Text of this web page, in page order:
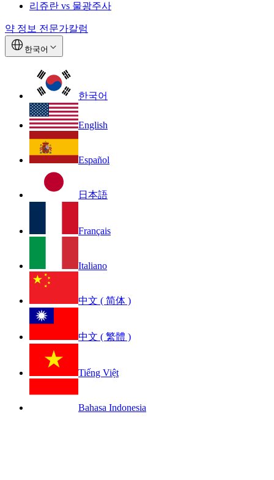
리쥬란 vs 물광주사
약 정보 전문가칼럼
한국어
한국어
English
Español
日本語
Français
Italiano
中文 ( 简体 )
中文 ( 繁體 )
Tiếng Việt
Bahasa Indonesia